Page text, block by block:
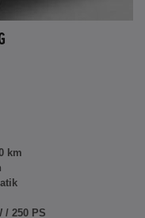
km
/ 250 PS